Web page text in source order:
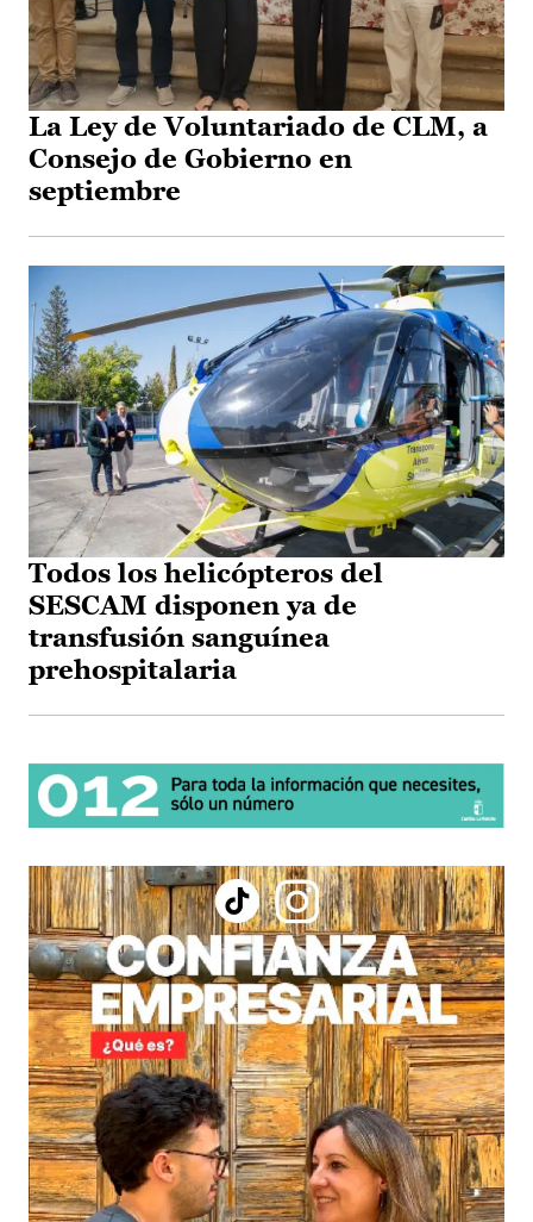
La Ley de Voluntariado de CLM, a
Consejo de Gobierno en
septiembre
Todos los helicópteros del
SESCAM disponen ya de
transfusión sanguínea
prehospitalaria